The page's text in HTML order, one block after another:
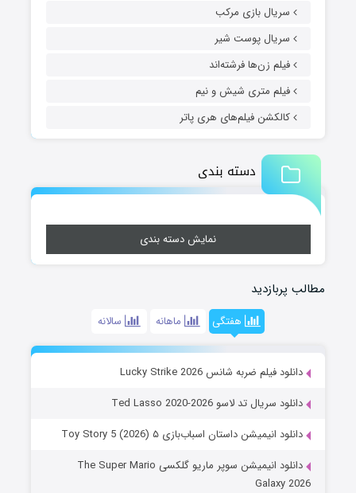
سریال بازی مرکب
سریال پوست شیر
فیلم زن‌ها فرشته‌اند
فیلم متری شیش و نیم
کالکشن فیلم‌های هری پاتر
دسته بندی
نمایش دسته بندی
مطالب پربازدید
هفتگی ماهانه سالانه
دانلود فیلم ضربه شانس Lucky Strike 2026
دانلود سریال تد لاسو Ted Lasso 2020-2026
دانلود انیمیشن داستان اسباب‌بازی ۵ Toy Story 5 (2026)
دانلود انیمیشن سوپر ماریو گلکسی The Super Mario
Galaxy 2026